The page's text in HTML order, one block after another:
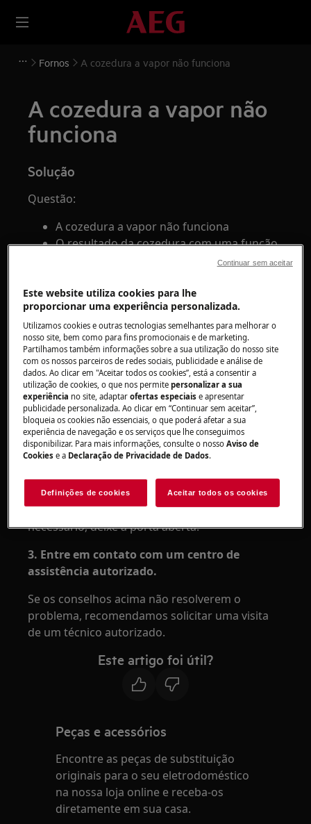
Fornos A cozedura a vapor não funciona
A cozedura a vapor não
funciona
Solução
Questão:
A cozedura a vapor não funciona
O resultado da cozedura com uma função
forno a vapor encastre
Resolução:
1. Encha o tanque de água.
2. Verifique a abertura da entrada de vapor.
Retire o calcário que obstrui o orifício.
3. Para obter melhores resultados, inicie
sempre uma função de vapor no forno frio.
Se o forno já tiver sido usado antes, deixe
arrefecer até a temperatura ambiente. Se
necessário, deixe a porta aberta.
3. Entre em contato com um centro de
assistência autorizado.
Se os conselhos acima não resolverem o
problema, recomendamos solicitar uma visita
de um técnico autorizado.
Este artigo foi útil?
Peças e acessórios
Encontre as peças de substituição
originais para o seu eletrodoméstico
na nossa loja online e receba-os
diretamente em sua casa.
Este website utiliza cookies para lhe
proporcionar uma experiência personalizada.
Utilizamos cookies e outras tecnologias semelhantes para melhorar o
nosso site, bem como para fins promocionais e de marketing.
Partilhamos também informações sobre a sua utilização do nosso site
com os nossos parceiros de redes sociais, publicidade e análise de
dados. Ao clicar em "Aceitar todos os cookies”, está a consentir a
utilização de cookies, o que nos permitepersonalizar a sua
experiência no site, adaptarofertas especiaise apresentar
publicidade personalizada. Ao clicar em “Continuar sem aceitar”,
bloqueia os cookies não essenciais, o que poderá afetar a sua
experiência de navegação e os serviços que lhe conseguimos
disponibilizar. Para mais informações, consulte o nossoAviso de
Cookies e a Declaração de Privacidade de Dados.
Definições de cookies Aceitar todos os cookies
Continuar sem aceitar